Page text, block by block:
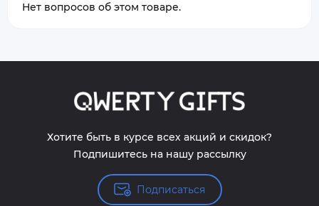
Нет вопросов об этом товаре.
Хотите быть в курсе всех акций и скидок?
Подпишитесь на нашу рассылку
Подписаться